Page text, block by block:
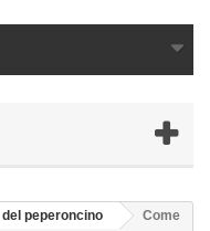
peperoncino
Come